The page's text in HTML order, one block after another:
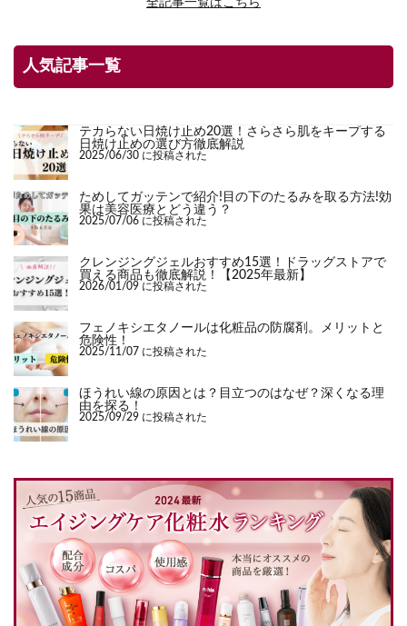
人気記事一覧
テカらない日焼け止め20選！さらさら肌をキープする
日焼け止めの選び方徹底解説
2025/06/30 に投稿された
ためしてガッテンで紹介!目の下のたるみを取る方法!効
果は美容医療とどう違う？
2025/07/06 に投稿された
クレンジングジェルおすすめ15選！ドラッグストアで
買える商品も徹底解説！【2025年最新】
2026/01/09 に投稿された
フェノキシエタノールは化粧品の防腐剤。メリットと
危険性！
2025/11/07 に投稿された
ほうれい線の原因とは？目立つのはなぜ？深くなる理
由を探る！
2025/09/29 に投稿された